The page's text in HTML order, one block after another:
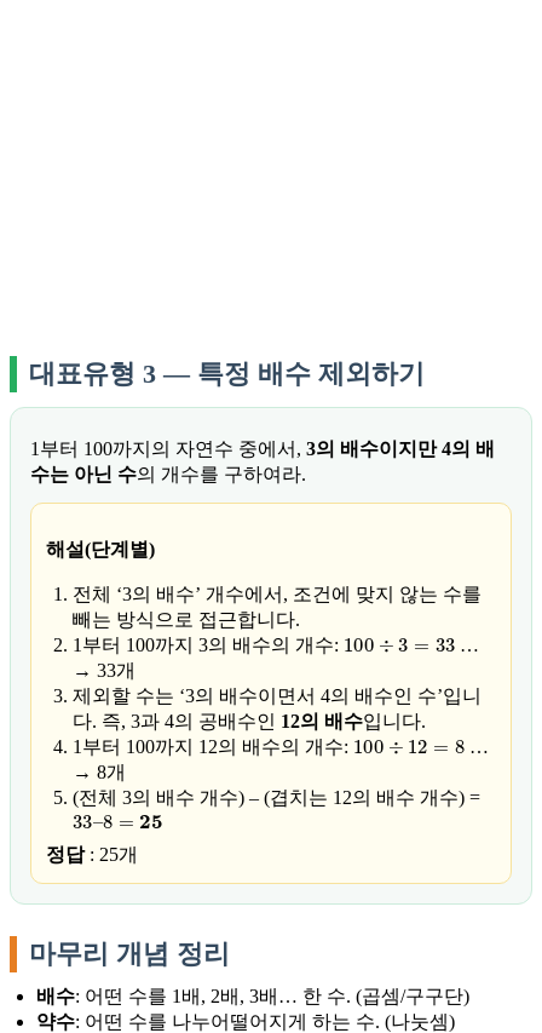
대표유형 3 — 특정 배수 제외하기
1부터 100까지의 자연수 중에서, 3의 배수이지만 4의 배
수는 아닌 수의 개수를 구하여라.
해설(단계별)
전체 ‘3의 배수’ 개수에서, 조건에 맞지 않는 수를
빼는 방식으로 접근합니다.
1부터 100까지 3의 배수의 개수: 100 =
…
→ 33개
제외할 수는 ‘3의 배수이면서 4의 배수인 수’입니
다. 즉, 3과 4의 공배수인 12의 배수입니다.
1부터 100까지 12의 배수의 개수: 100 12=
…
→ 8개
(전체 3의 배수 개수) – (겹치는 12의 배수 개수) =
33–8 =25
정답: 25개
마무리 개념 정리
배수: 어떤 수를 1배, 2배, 3배… 한 수. (곱셈/구구단)
약수: 어떤 수를 나누어떨어지게 하는 수. (나눗셈)